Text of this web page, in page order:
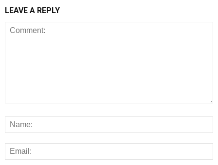
LEAVE A REPLY